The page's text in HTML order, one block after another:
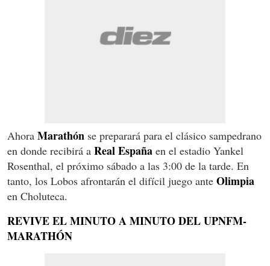
Ahora Marathón se preparará para el clásico sampedrano
en donde recibirá a Real España en el estadio Yankel
Rosenthal, el próximo sábado a las 3:00 de la tarde. En
tanto, los Lobos afrontarán el difícil juego ante Olimpia
en Choluteca.
REVIVE EL MINUTO A MINUTO DEL UPNFM-
MARATHÓN